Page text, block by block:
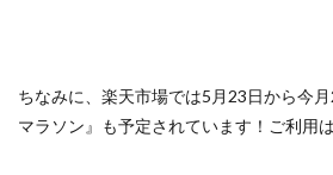
ちなみに、楽天市場では5月23日から今
マラソン』も予定されています！ご利用